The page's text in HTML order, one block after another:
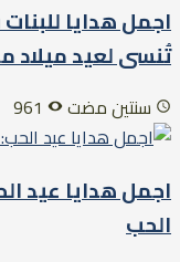
اجمل هدايا
تُنسى لعيد ميلاد
سنتين مضت
اجمل هدايا عيد
الحب